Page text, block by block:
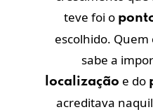
teve foi o
escolhido.
sabe a
localização e do
acreditava